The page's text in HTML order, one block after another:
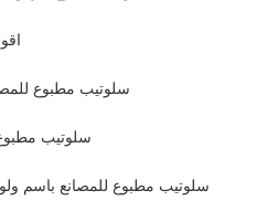
سلوتيب مطبوع
سلوتيب
سلوتيب مطبوع للمصانع باسم